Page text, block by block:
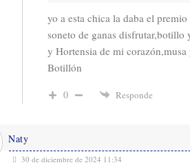
yo a esta chica la daba el
soneto de ganas disfrutar,botillo
y Hortensia de mi
Botillón
0 Responde
Naty
30 de diciembre de 2024 11:34